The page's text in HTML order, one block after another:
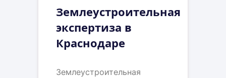
Землеустроительная
экспертиза в
Краснодаре
Землеустроительная